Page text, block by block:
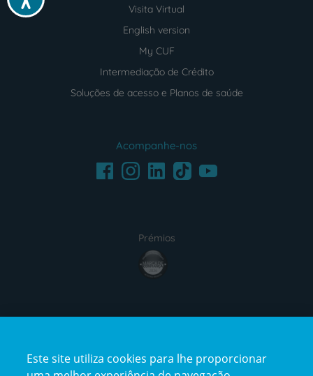
Visita Virtual
English version
My CUF
Intermediação de Crédito
Soluções de acesso e Planos de saúde
Acompanhe-nos
FacebookInstagramLinkedInTikTokYoutube
Prémios
award4
certification2certification3
Este site utiliza cookies para lhe proporcionar